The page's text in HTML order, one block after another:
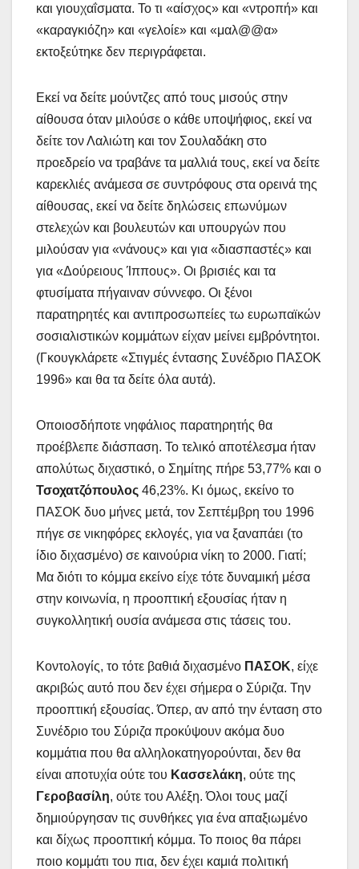
και γιουχαΐσματα. Το τι «αίσχος» και «ντροπή» και
«καραγκιόζη» και «γελοίε» και «μαλ@@α»
εκτοξεύτηκε δεν περιγράφεται.
Εκεί να δείτε μούντζες από τους μισούς στην
αίθουσα όταν μιλούσε ο κάθε υποψήφιος, εκεί να
δείτε τον Λαλιώτη και τον Σουλαδάκη στο
προεδρείο να τραβάνε τα μαλλιά τους, εκεί να δείτε
καρεκλιές ανάμεσα σε συντρόφους στα ορεινά της
αίθουσας, εκεί να δείτε δηλώσεις επωνύμων
στελεχών και βουλευτών και υπουργών που
μιλούσαν για «νάνους» και για «διασπαστές» και
για «Δούρειους Ίππους». Οι βρισιές και τα
φτυσίματα πήγαιναν σύννεφο. Οι ξένοι
παρατηρητές και αντιπροσωπείες τω ευρωπαϊκών
σοσιαλιστικών κομμάτων είχαν μείνει εμβρόντητοι.
(Γκουγκλάρετε «Στιγμές έντασης Συνέδριο ΠΑΣΟΚ
1996» και θα τα δείτε όλα αυτά).
Οποιοσδήποτε νηφάλιος παρατηρητής θα
προέβλεπε διάσπαση. Το τελικό αποτέλεσμα ήταν
απολύτως διχαστικό, ο Σημίτης πήρε 53,77% και ο
Τσοχατζόπουλος 46,23%. Κι όμως, εκείνο το
ΠΑΣΟΚ δυο μήνες μετά, τον Σεπτέμβρη του 1996
πήγε σε νικηφόρες εκλογές, για να ξαναπάει (το
ίδιο διχασμένο) σε καινούρια νίκη το 2000. Γιατί;
Μα διότι το κόμμα εκείνο είχε τότε δυναμική μέσα
στην κοινωνία, η προοπτική εξουσίας ήταν η
συγκολλητική ουσία ανάμεσα στις τάσεις του.
Κοντολογίς, το τότε βαθιά διχασμένο ΠΑΣΟΚ, είχε
ακριβώς αυτό που δεν έχει σήμερα ο Σύριζα. Την
προοπτική εξουσίας. Όπερ, αν από την ένταση στο
Συνέδριο του Σύριζα προκύψουν ακόμα δυο
κομμάτια που θα αλληλοκατηγορούνται, δεν θα
είναι αποτυχία ούτε του Κασσελάκη, ούτε της
Γεροβασίλη, ούτε του Αλέξη. Όλοι τους μαζί
δημιούργησαν τις συνθήκες για ένα απαξιωμένο
και δίχως προοπτική κόμμα. Το ποιος θα πάρει
ποιο κομμάτι του πια, δεν έχει καμιά πολιτική